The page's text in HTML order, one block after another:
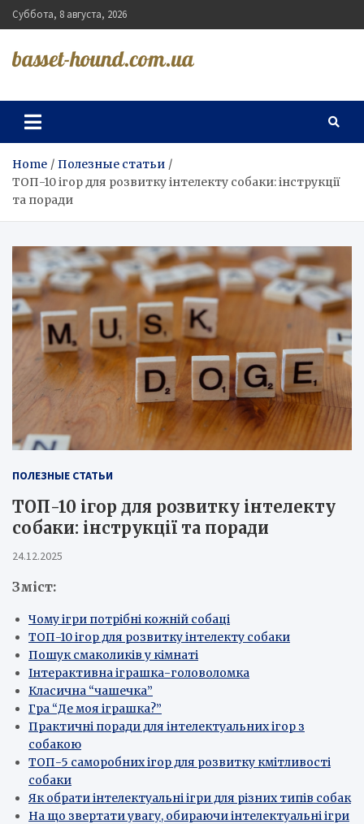
Skip
to
Суббота, 8 августа, 2026
basset-hound.com.ua
Home
Полезные статьи
ТОП-10 ігор для розвитку інтелекту собаки: інструкції
та поради
ПОЛЕЗНЫЕ СТАТЬИ
ТОП-10 ігор для розвитку інтелекту
собаки: інструкції та поради
24.12.2025
Зміст:
Чому ігри потрібні кожній собаці
ТОП-10 ігор для розвитку інтелекту собаки
Пошук смаколиків у кімнаті
Інтерактивна іграшка-головоломка
Класична “чашечка”
Гра “Де моя іграшка?”
Практичні поради для інтелектуальних ігор з
собакою
ТОП-5 саморобних ігор для розвитку кмітливості
собаки
Як обрати інтелектуальні ігри для різних типів собак
На що звертати увагу, обираючи інтелектуальні ігри